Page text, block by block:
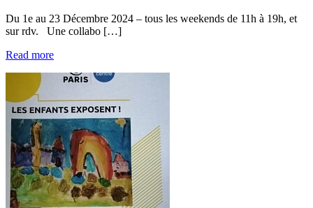
Du 1e au 23 Décembre 2024 – tous les weekends de 11h à 19h, et
sur rdv. Une collabo […]
Read more